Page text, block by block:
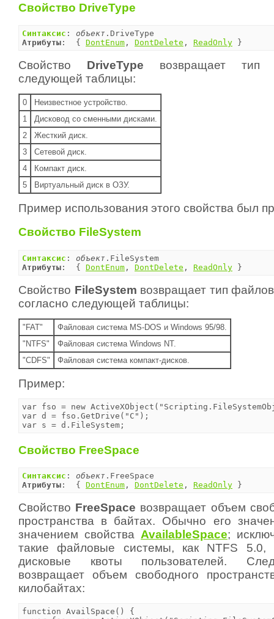
Свойство DriveType
Синтаксис : объект
Атрибуты :  { DontEnum , DontDelete , ReadOnly }
Свойство DriveType возвращает тип
следующей таблицы:
0
Неизвестное устройство.
1
Дисковод со сменными дисками.
2
Жесткий диск.
3
Сетевой диск.
4
Компакт диск.
5
Виртуальный диск в ОЗУ.
Пример использования этого свойства был
Свойство FileSystem
Синтаксис : объект
Атрибуты :  { DontEnum , DontDelete , ReadOnly }
Свойство FileSystem возвращает тип
согласно следующей таблицы:
"FAT"
Файловая система MS-DOS и Windows 95/98.
"NTFS"
Файловая система Windows NT.
"CDFS"
Файловая система компакт-дисков.
Пример:
var fso = new
var d = fso.GetDrive("C");
var s = d.FileSystem;
Свойство FreeSpace
Синтаксис : объект
Атрибуты :  { DontEnum , DontDelete , ReadOnly }
Свойство FreeSpace возвращает объем
пространства в байтах. Обычно его
значением свойства AvailableSpace;
такие файловые системы, как NTFS 5.0,
дисковые квоты пользователей.
возвращает объем свободного
килобайтах:
function AvailSpace() {